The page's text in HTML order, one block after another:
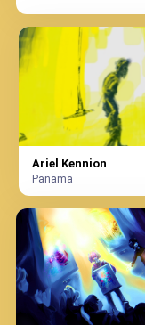
Ariel Kennion
Panama